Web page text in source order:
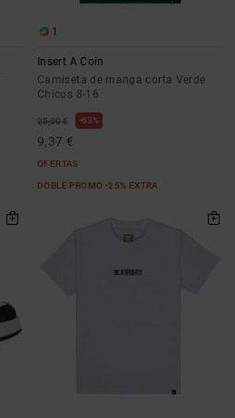
1
Insert A Coin
Camiseta de manga corta Verde
Chicos 8-16
25,00 € 63%
9,37 €
OFERTAS
DOBLE PROMO -25% EXTRA